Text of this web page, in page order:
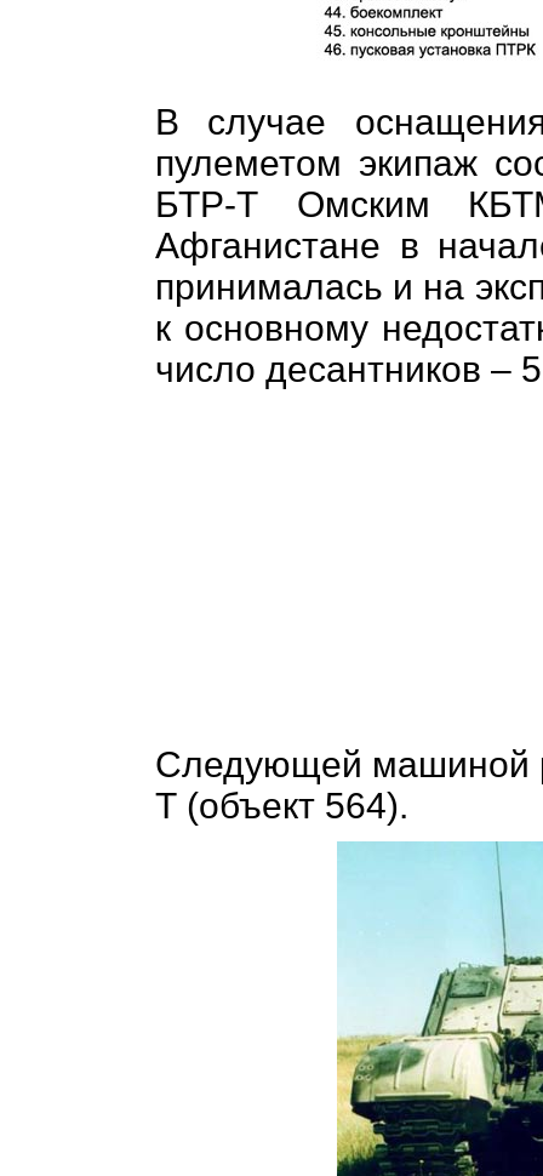
В случае
пулеметом экипаж
БТР-Т Омским
Афганистане в
принималась и на
к основному
число десантников –
Следующей машиной
Т (объект 564).